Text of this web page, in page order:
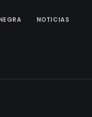
NOTICIAS